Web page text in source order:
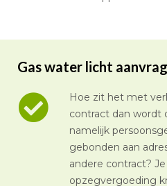
Gas water licht
Hoe zit het met
contract dan wordt
namelijk
gebonden aan
andere contract?
opzegvergoeding